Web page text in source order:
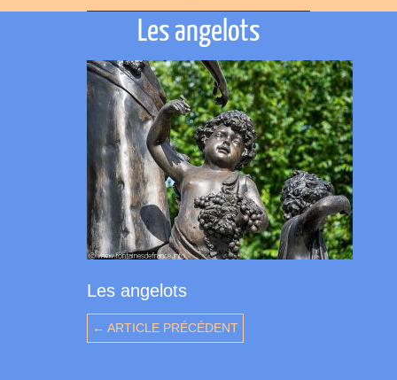
Les angelots
Les angelots
← ARTICLE PRÉCÉDENT